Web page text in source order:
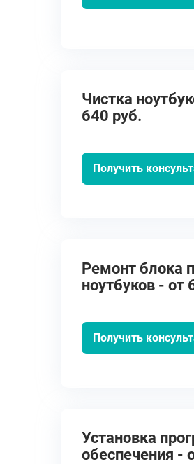
Чистка
640 руб.
Получить
Ремонт блока
ноутбуков - от
Получить
Установка
обеспечения -